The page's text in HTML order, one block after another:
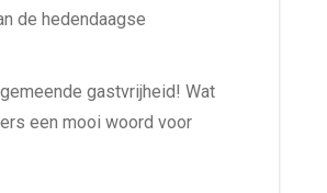
de hedendaagse
gastvrijheid! Wat
een mooi woord voor